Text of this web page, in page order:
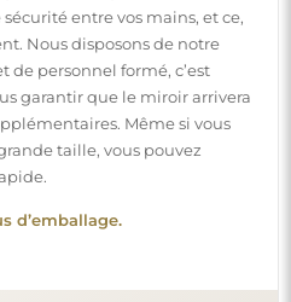
fabrication et de la livraison
est à votre
particularités de chaque
liberté de sélectionner les